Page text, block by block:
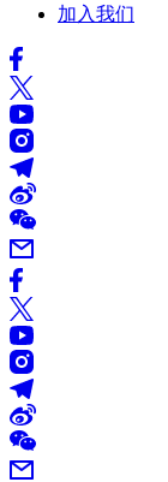
加入我们